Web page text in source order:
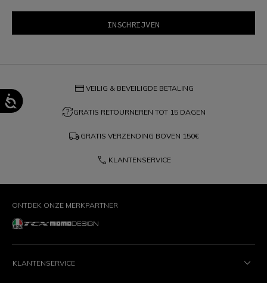
credit_card VEILIG & BEVEILIGDE BETALING
question_exchangeGRATIS RETOURNEREN TOT 15 DAGEN
local_shipping GRATIS VERZENDING BOVEN 150€
phone KLANTENSERVICE
ONTDEK ONZE MERKPARTNER
KLANTENSERVICE